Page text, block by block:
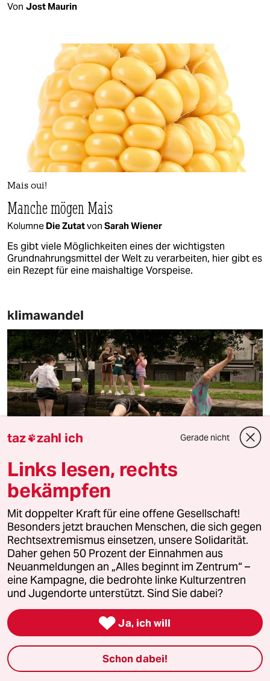
Von Jost Maurin
Mais oui!
Manche mögen Mais
Kolumne Die Zutatvon Sarah Wiener
Es gibt viele Möglichkeiten eines der wichtigsten
Grundnahrungsmittel der Welt zu verarbeiten, hier gibt es
ein Rezept für eine maishaltige Vorspeise.
klimawandel
Hitze in Irland
Den Iren kann man es nicht recht machen
KolumneHitzschlagvonRalf Sotscheck
Wenn es in Irland an fünf Tagen hintereinander über 25
Grad hat, gilt das als Hitzewelle. Klingt albern, hat aber
erhebliche Folgen für das Land.
7.8.2026
taz zahl ich Gerade nicht
Links lesen, rechts
bekämpfen
Mit doppelter Kraft für eine offene Gesellschaft!
Besonders jetzt brauchen Menschen, die sich gegen
Rechtsextremismus einsetzen, unsere Solidarität.
Daher gehen 50 Prozent der Einnahmen aus
Neuanmeldungen an „Alles beginnt im Zentrum“ –
eine Kampagne, die bedrohte linke Kulturzentren
und Jugendorte unterstützt. Sind Sie dabei?
 Ja, ich will
Schon dabei!